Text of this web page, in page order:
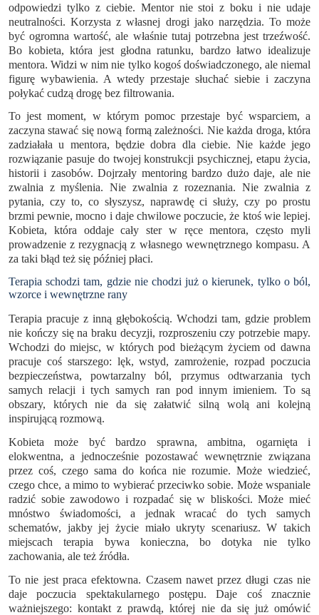
odpowiedzi tylko z ciebie. Mentor nie stoi z boku i nie udaje
neutralności. Korzysta z własnej drogi jako narzędzia. To może
być ogromna wartość, ale właśnie tutaj potrzebna jest trzeźwość.
Bo kobieta, która jest głodna ratunku, bardzo łatwo idealizuje
mentora. Widzi w nim nie tylko kogoś doświadczonego, ale niemal
figurę wybawienia. A wtedy przestaje słuchać siebie i zaczyna
połykać cudzą drogę bez filtrowania.
To jest moment, w którym pomoc przestaje być wsparciem, a
zaczyna stawać się nową formą zależności. Nie każda droga, która
zadziałała u mentora, będzie dobra dla ciebie. Nie każde jego
rozwiązanie pasuje do twojej konstrukcji psychicznej, etapu życia,
historii i zasobów. Dojrzały mentoring bardzo dużo daje, ale nie
zwalnia z myślenia. Nie zwalnia z rozeznania. Nie zwalnia z
pytania, czy to, co słyszysz, naprawdę ci służy, czy po prostu
brzmi pewnie, mocno i daje chwilowe poczucie, że ktoś wie lepiej.
Kobieta, która oddaje cały ster w ręce mentora, często myli
prowadzenie z rezygnacją z własnego wewnętrznego kompasu. A
za taki błąd też się później płaci.
Terapia schodzi tam, gdzie nie chodzi już o kierunek, tylko o ból,
wzorce i wewnętrzne rany
Terapia pracuje z inną głębokością. Wchodzi tam, gdzie problem
nie kończy się na braku decyzji, rozproszeniu czy potrzebie mapy.
Wchodzi do miejsc, w których pod bieżącym życiem od dawna
pracuje coś starszego: lęk, wstyd, zamrożenie, rozpad poczucia
bezpieczeństwa, powtarzalny ból, przymus odtwarzania tych
samych relacji i tych samych ran pod innym imieniem. To są
obszary, których nie da się załatwić silną wolą ani kolejną
inspirującą rozmową.
Kobieta może być bardzo sprawna, ambitna, ogarnięta i
elokwentna, a jednocześnie pozostawać wewnętrznie związana
przez coś, czego sama do końca nie rozumie. Może wiedzieć,
czego chce, a mimo to wybierać przeciwko sobie. Może wspaniale
radzić sobie zawodowo i rozpadać się w bliskości. Może mieć
mnóstwo świadomości, a jednak wracać do tych samych
schematów, jakby jej życie miało ukryty scenariusz. W takich
miejscach terapia bywa konieczna, bo dotyka nie tylko
zachowania, ale też źródła.
To nie jest praca efektowna. Czasem nawet przez długi czas nie
daje poczucia spektakularnego postępu. Daje coś znacznie
ważniejszego: kontakt z prawdą, której nie da się już omówić